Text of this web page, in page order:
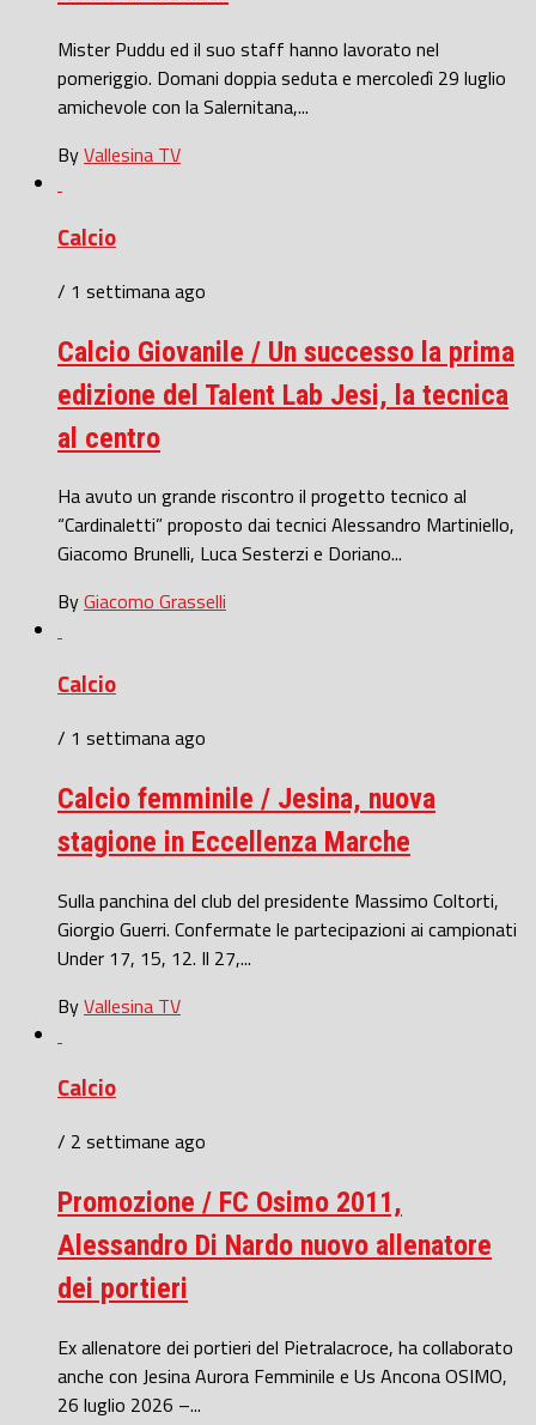
Mister Puddu ed il suo staff hanno lavorato nel
pomeriggio. Domani doppia seduta e mercoledì 29 luglio
amichevole con la Salernitana,...
ByVallesina TV
Calcio
/ 1 settimana ago
Calcio Giovanile / Un successo la prima
edizione del Talent Lab Jesi, la tecnica
al centro
Ha avuto un grande riscontro il progetto tecnico al
“Cardinaletti” proposto dai tecnici Alessandro Martiniello,
Giacomo Brunelli, Luca Sesterzi e Doriano...
ByGiacomo Grasselli
Calcio
/ 1 settimana ago
Calcio femminile / Jesina, nuova
stagione in Eccellenza Marche
Sulla panchina del club del presidente Massimo Coltorti,
Giorgio Guerri. Confermate le partecipazioni ai campionati
Under 17, 15, 12. Il 27,...
ByVallesina TV
Calcio
/ 2 settimane ago
Promozione / FC Osimo 2011,
Alessandro Di Nardo nuovo allenatore
dei portieri
Ex allenatore dei portieri del Pietralacroce, ha collaborato
anche con Jesina Aurora Femminile e Us Ancona OSIMO,
26 luglio 2026 –...